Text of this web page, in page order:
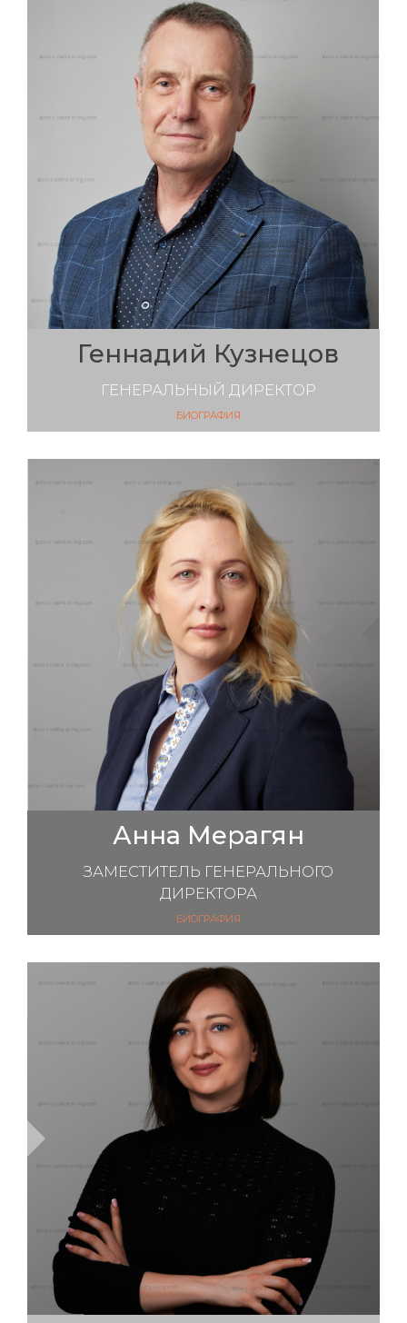
Геннадий Кузнецов
ГЕНЕРАЛЬНЫЙ ДИРЕКТОР
БИОГРАФИЯ
Анна Мерагян
ЗАМЕСТИТЕЛЬ ГЕНЕРАЛЬНОГО
ДИРЕКТОРА
БИОГРАФИЯ